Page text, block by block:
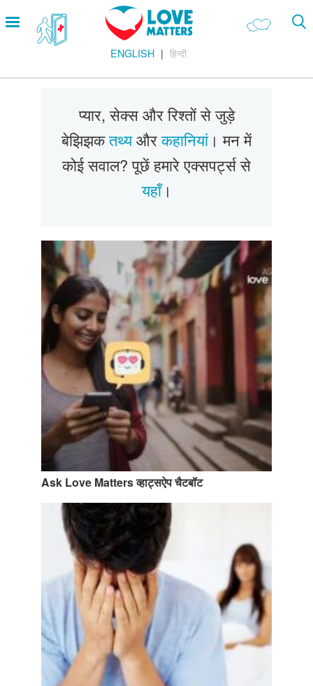
toOpen
Main
Menu
यौन विभिन्नता
सेक्स करना
गर्भ निरोध
गर्भावस्था
सुरक्षित सेक्स
Footer
Company
हमारे सिद्धांत
Just Poocho
संपर्क करें
ENGLISH हिन्दी
प्यार, सेक्स और रिश्तों से जुड़े
बेझिझकतथ्यऔरकहानियां। मन में
कोई सवाल? पूछें हमारे एक्सपर्ट्स से
यहाँ।
Ask Love Matters व्हाट्सऐप चैटबॉट